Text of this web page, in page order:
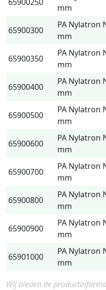
mm
65900300
PA Nylatron
mm
65900350
PA Nylatron
mm
65900400
PA Nylatron
mm
65900500
PA Nylatron
mm
65900600
PA Nylatron
mm
65900700
PA Nylatron
mm
65900800
PA Nylatron
mm
65900900
PA Nylatron
mm
65901000
PA Nylatron
mm
Wij bieden de